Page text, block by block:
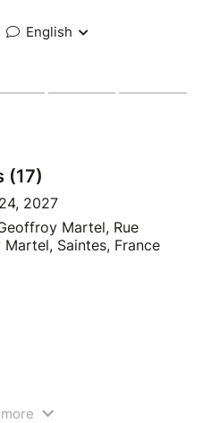
English
(17)
2027
Martel, Rue
Saintes, France